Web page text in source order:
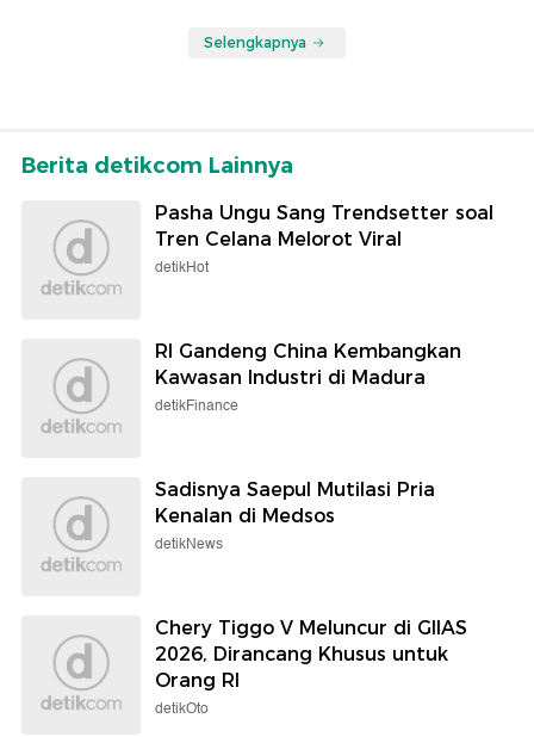
Selengkapnya
Berita detikcom Lainnya
Pasha Ungu Sang Trendsetter soal
Tren Celana Melorot Viral
detikHot
RI Gandeng China Kembangkan
Kawasan Industri di Madura
detikFinance
Sadisnya Saepul Mutilasi Pria
Kenalan di Medsos
detikNews
Chery Tiggo V Meluncur di GIIAS
2026, Dirancang Khusus untuk
Orang RI
detikOto